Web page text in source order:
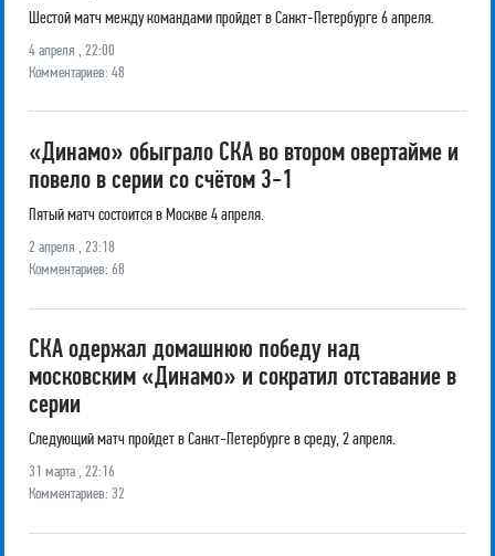
Шестой матч между командами пройдет в Санкт-Петербурге 6 апреля.
4 апреля , 22:00
Комментариев: 48
«Динамо» обыграло СКА во втором овертайме и
повело в серии со счётом 3-1
Пятый матч состоится в Москве 4 апреля.
2 апреля , 23:18
Комментариев: 68
СКА одержал домашнюю победу над
московским «Динамо» и сократил отставание в
серии
Следующий матч пройдет в Санкт-Петербурге в среду, 2 апреля.
31 марта , 22:16
Комментариев: 32